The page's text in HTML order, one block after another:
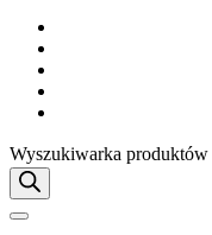
Wyszukiwarka produktów